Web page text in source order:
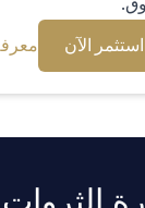
الآن
(opens in a new tab) معرفة